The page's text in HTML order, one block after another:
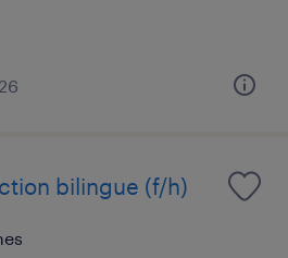
bilingue (f/h)